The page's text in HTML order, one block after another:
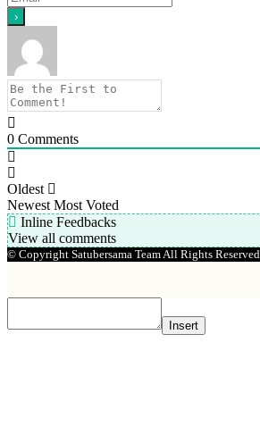
0 Comments
Oldest
Newest Most Voted
Inline Feedbacks
View all comments
© Copyright Satubersama Team All Rights Reserved
Insert